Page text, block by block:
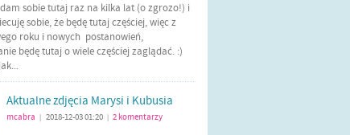
sobie tutaj raz na kilka lat (o zgrozo!) i
sobie, że będę tutaj częściej, więc z
roku i nowych postanowień,
będę tutaj o wiele częściej zaglądać. :)
Aktualne zdjęcia Marysi i Kubusia
mcabra 2018-12-03 01:20 2 komentarzy